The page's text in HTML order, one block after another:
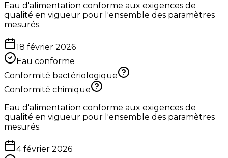
Eau d'alimentation conforme aux exigences de
qualité en vigueur pour l'ensemble des paramètres
mesurés.
18 février 2026
Eau conforme
Conformité bactériologique
Conformité chimique
Eau d'alimentation conforme aux exigences de
qualité en vigueur pour l'ensemble des paramètres
mesurés.
4 février 2026